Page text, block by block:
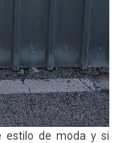
estilo de moda y si